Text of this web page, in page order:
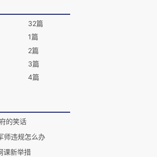
32篇
1篇
2篇
3篇
4篇
的笑话
师违规怎么办
课新举措